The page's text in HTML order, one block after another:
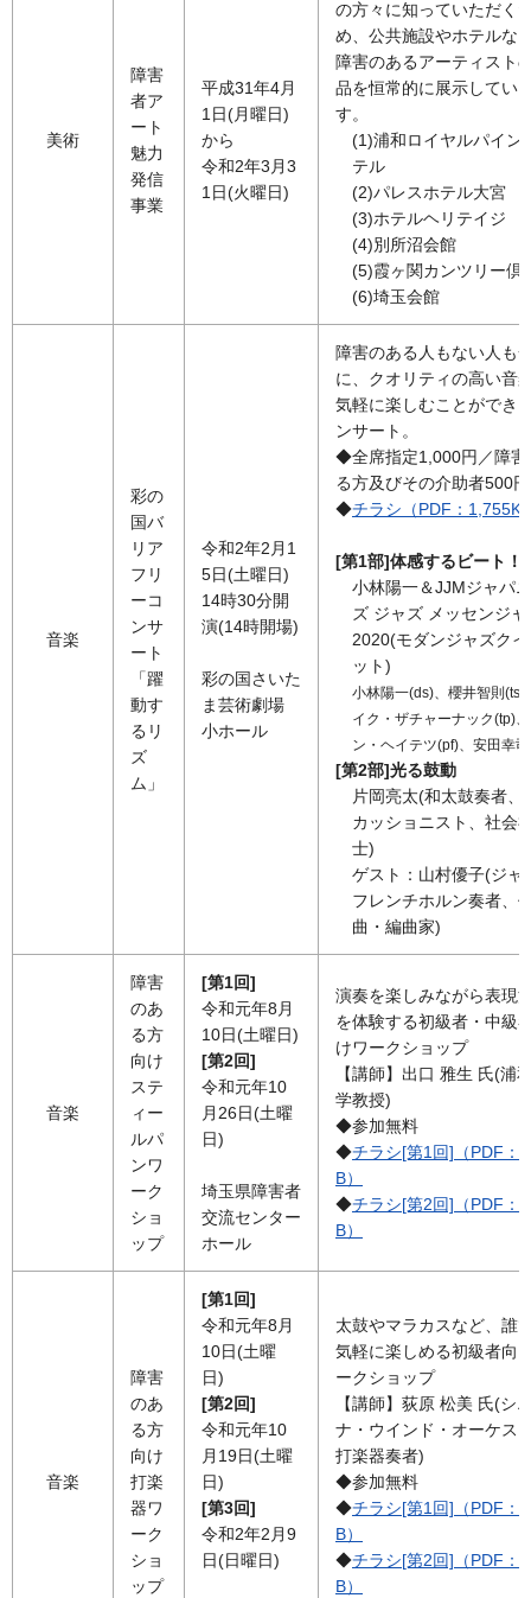
美術
障害
者ア
ート
魅力
発信
事業
平成31年4月
1日(月曜日)
から
令和2年3月3
1日(火曜日)
の方々に知っていただく
め、公共施設やホテルな
障害のあるアーティスト
品を恒常的に展示してい
す。
(1)浦和ロイヤルパイン
テル
(2)パレスホテル大宮
(3)ホテルヘリテイジ
(4)別所沼会館
(5)霞ヶ関カンツリー倶
(6)埼玉会館
音楽
彩の
国バ
リア
フリ
ーコ
ンサ
ート
「躍
動す
るリ
ズ
ム」
令和2年2月1
5日(土曜日)
14時30分開
演(14時開場)
彩の国さいた
ま芸術劇場
小ホール
障害のある人もない人も
に、クオリティの高い音
気軽に楽しむことができ
ンサート。
◆全席指定1,000円／障害
る方及びその介助者500円
◆チラシ（PDF：
[第1部]体感するビート！
小林陽一＆JJMジャパ
ズ ジャズ メッセンジ
2020(モダンジャズク
ット)
小林陽一(ds)、櫻井智則(ts)
イク・ザチャーナック(tp)
ン・ヘイテツ(pf)、安田幸
[第2部]光る鼓動
片岡亮太(和太鼓奏者、
カッショニスト、社会
士)
ゲスト：山村優子(ジャ
フレンチホルン奏者、
曲・編曲家)
音楽
障害
のあ
る方
向け
ステ
ィー
ルパ
ンワ
ーク
ショ
ップ
[第1回]
令和元年8月
10日(土曜日)
[第2回]
令和元年10
月26日(土曜
日)
埼玉県障害者
交流センター
ホール
演奏を楽しみながら表現
を体験する初級者・中級
けワークショップ
【講師】出口 雅生 氏(浦
学教授)
◆参加無料
◆チラシ[第1回]（PDF：
B）
◆チラシ[第2回]（PDF：
B）
音楽
障害
のあ
る方
向け
打楽
器ワ
ーク
ショ
ップ
[第1回]
令和元年8月
10日(土曜
日)
[第2回]
令和元年10
月19日(土曜
日)
[第3回]
令和2年2月9
日(日曜日)
太鼓やマラカスなど、誰
気軽に楽しめる初級者向
ークショップ
【講師】荻原 松美 氏(シ
ナ・ウインド・オーケス
打楽器奏者)
◆参加無料
◆チラシ[第1回]（PDF：
B）
◆チラシ[第2回]（PDF：
B）